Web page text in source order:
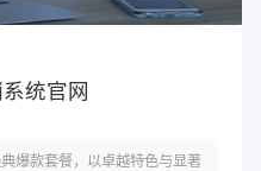
统官网
爆款套餐，以卓越特色与显著